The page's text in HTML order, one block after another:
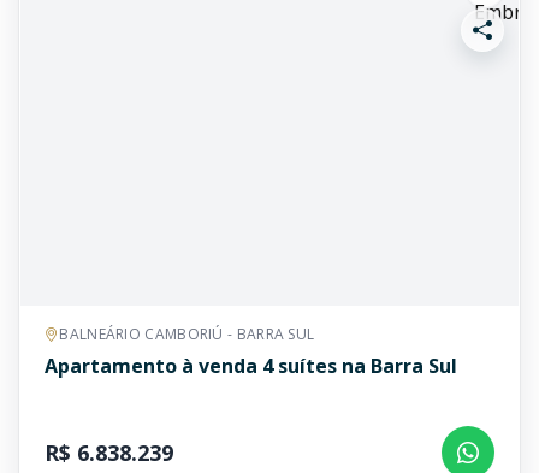
BALNEÁRIO CAMBORIÚ - BARRA SUL
Apartamento à venda 4 suítes na Barra Sul
R$ 6.838.239